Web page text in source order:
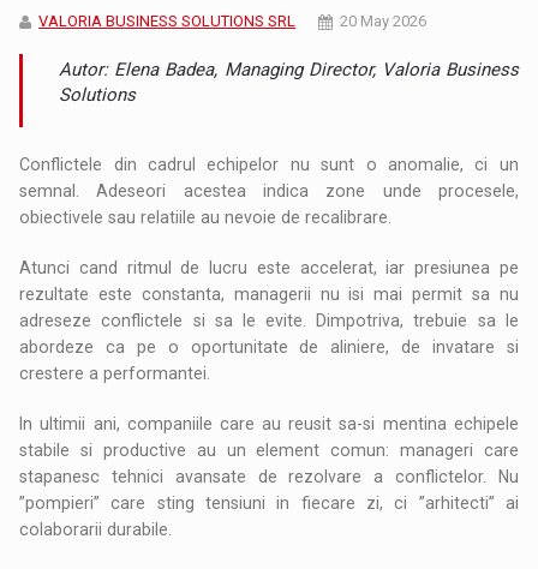
VALORIA BUSINESS SOLUTIONS SRL 20 May 2026
Autor: Elena Badea, Managing Director, Valoria Business
Solutions
Conflictele din cadrul echipelor nu sunt o anomalie, ci un
semnal. Adeseori acestea indica zone unde procesele,
obiectivele sau relatiile au nevoie de recalibrare.
Atunci cand ritmul de lucru este accelerat, iar presiunea pe
rezultate este constanta, managerii nu isi mai permit sa nu
adreseze conflictele si sa le evite. Dimpotriva, trebuie sa le
abordeze ca pe o oportunitate de aliniere, de invatare si
crestere a performantei.
In ultimii ani, companiile care au reusit sa-si mentina echipele
stabile si productive au un element comun: manageri care
stapanesc tehnici avansate de rezolvare a conflictelor. Nu
”pompieri” care sting tensiuni in fiecare zi, ci ”arhitecti” ai
colaborarii durabile.